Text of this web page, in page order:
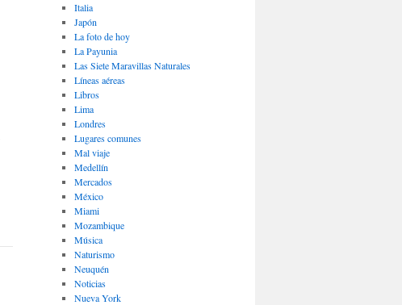
Italia
Japón
La foto de hoy
La Payunia
Las Siete Maravillas Naturales
Lí­neas aéreas
Libros
Lima
Londres
Lugares comunes
Mal viaje
Medellín
Mercados
México
Miami
Mozambique
Música
Naturismo
Neuquén
Noticias
Nueva York